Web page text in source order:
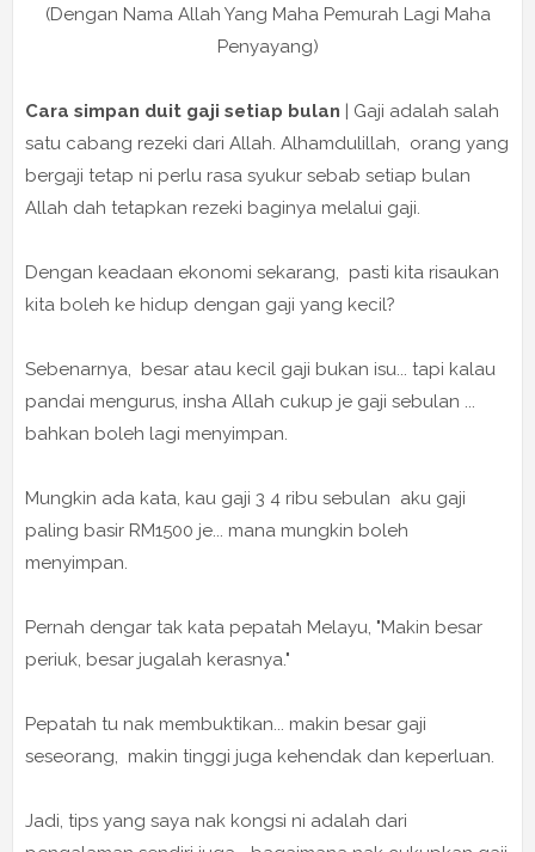
(Dengan Nama Allah Yang Maha Pemurah Lagi Maha
Penyayang)
Cara simpan duit gaji setiap bulan | Gaji adalah salah
satu cabang rezeki dari Allah. Alhamdulillah, orang yang
bergaji tetap ni perlu rasa syukur sebab setiap bulan
Allah dah tetapkan rezeki baginya melalui gaji.
Dengan keadaan ekonomi sekarang, pasti kita risaukan
kita boleh ke hidup dengan gaji yang kecil?
Sebenarnya, besar atau kecil gaji bukan isu... tapi kalau
pandai mengurus, insha Allah cukup je gaji sebulan ...
bahkan boleh lagi menyimpan.
Mungkin ada kata, kau gaji 3 4 ribu sebulan aku gaji
paling basir RM1500 je... mana mungkin boleh
menyimpan.
Pernah dengar tak kata pepatah Melayu, "Makin besar
periuk, besar jugalah kerasnya."
Pepatah tu nak membuktikan... makin besar gaji
seseorang, makin tinggi juga kehendak dan keperluan.
Jadi, tips yang saya nak kongsi ni adalah dari